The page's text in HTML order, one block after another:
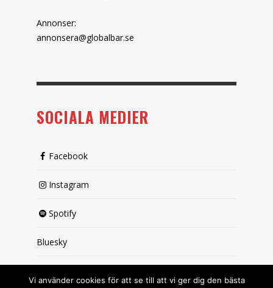
Annonser:
annonsera@globalbar.se
SOCIALA MEDIER
Facebook
Instagram
Spotify
Bluesky
Vi använder cookies för att se till att vi ger dig den bästa